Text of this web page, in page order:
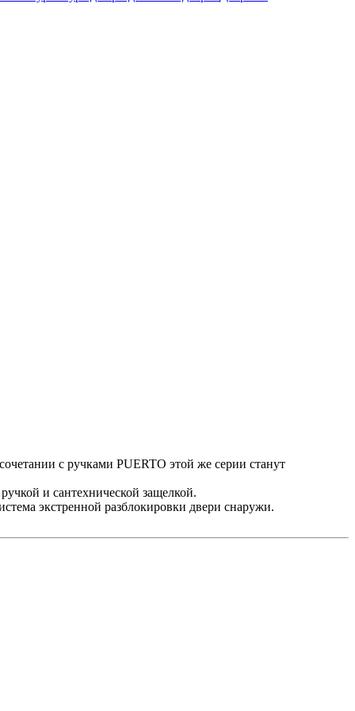
с ручками PUERTO этой же серии станут
и сантехнической защелкой.
экстренной разблокировки двери снаружи.
предпринимателями